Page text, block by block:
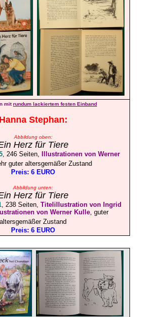
mitrundum lackiertem festen Einband
Hanna Stephan:
Abbildung oben:
Herz für Tiere
, 246 Seiten,
Illustrationen von Werner
guter altersgemäßer Zustand
Preis: 6 EURO
Abbildung unten:
Herz für Tiere
, 238 Seiten, Titelillustration von Ingrid
von Werner Kulle, guter
altersgemäßer Zustand
Preis: 6 EURO